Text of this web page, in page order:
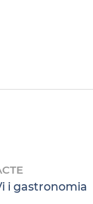
i gastronomia